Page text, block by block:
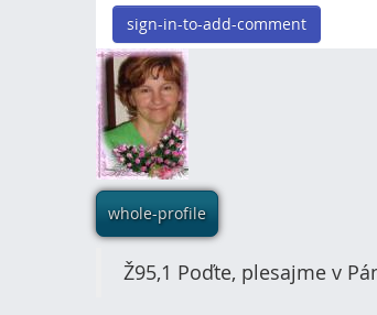
sign-in-to-add-comment
whole-profile
Ž95,1 Poďte, plesajme v